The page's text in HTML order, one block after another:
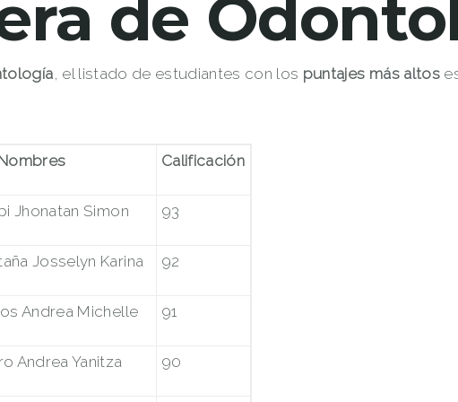
de
, el listado de estudiantes con los puntajes más altos
Calificación
Jhonatan Simon 93
Josselyn Karina 92
Andrea Michelle 91
Andrea Yanitza 90